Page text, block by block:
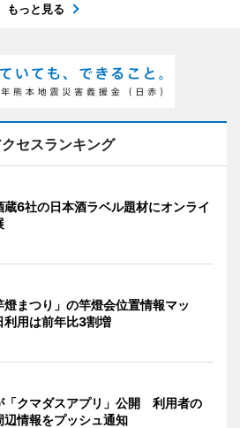
もっと見る
セスランキング
蔵6社の日本酒ラベル題材にオンライ
燈まつり」の竿燈会位置情報マッ
利用は前年比3割増
「クマダスアプリ」公開 利用者の
辺情報をプッシュ通知